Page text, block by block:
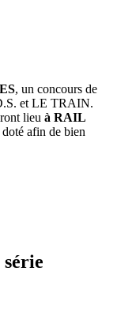
, un concours de
et LE TRAIN.
lieu à RAIL
afin de bien